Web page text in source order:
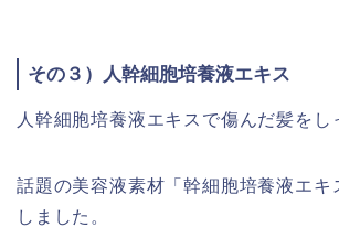
その３） 人幹細胞培養液エキス
人幹細胞培養液エキス で傷んだ髪をし
話題の美容液素材「幹細胞培養液エキ
しました。